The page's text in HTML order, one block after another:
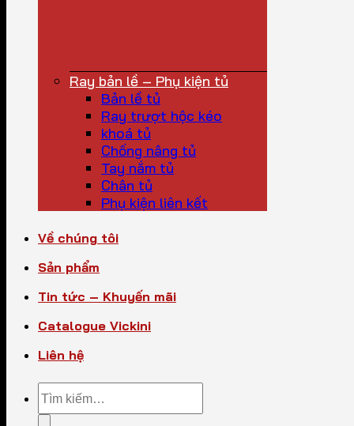
Ray bản lề – Phụ kiện tủ
Bản lề tủ
Ray trượt hộc kéo
khoá tủ
Chống nâng tủ
Tay nắm tủ
Chân tủ
Phụ kiện liên kết
Về chúng tôi
Sản phẩm
Tin tức – Khuyến mãi
Catalogue Vickini
Liên hệ
Tìm
kiếm: